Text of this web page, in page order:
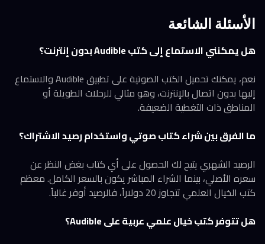
الأسئلة الشائعة
هل يمكنني الاستماع إلى كتب Audible بدون إنترنت؟
نعم، يمكنك تحميل الكتب الصوتية على تطبيق Audible والاستماع
إليها بدون اتصال بالإنترنت، وهو مثالي للرحلات الطويلة أو
المناطق ذات التغطية الضعيفة.
ما الفرق بين شراء كتاب صوتي واستخدام رصيد الاشتراك؟
الرصيد الشهري يتيح لك الحصول على أي كتاب بغض النظر عن
سعره الأصلي، بينما الشراء المباشر يكون بالسعر الكامل. معظم
كتب الخيال العلمي تتجاوز 20 دولاراً، فالرصيد أوفر غالباً.
هل تتوفر كتب خيال علمي عربية على Audible؟